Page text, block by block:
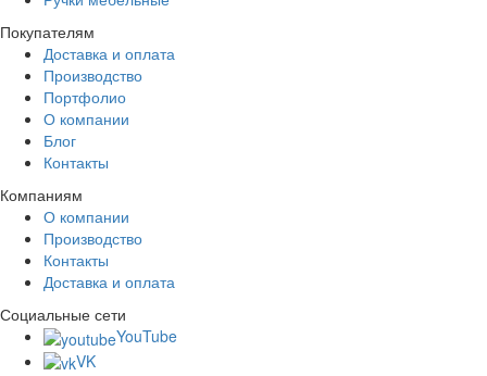
Покупателям
Доставка и оплата
Производство
Портфолио
О компании
Блог
Контакты
Компаниям
О компании
Производство
Контакты
Доставка и оплата
Социальные сети
YouTube
VK